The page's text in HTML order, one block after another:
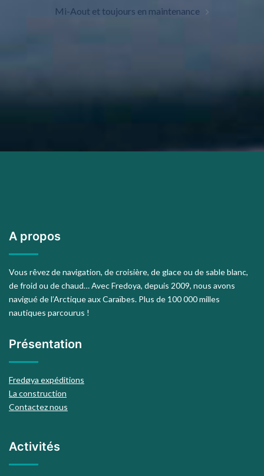
Mi-Aout et toujours en maintenance
A propos
Vous rêvez de navigation, de croisière, de glace ou de sable blanc,
de froid ou de chaud… Avec Fredoya, depuis 2009, nous avons
navigué de l’Arctique aux Caraïbes. Plus de 100 000 milles
nautiques parcourus !
Présentation
Fredøya expéditions
La construction
Contactez nous
Activités